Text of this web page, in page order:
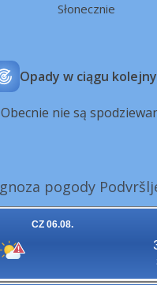
Słonecznie
Opady w ciągu
Obecnie nie są
pogody
CZ 06.08.